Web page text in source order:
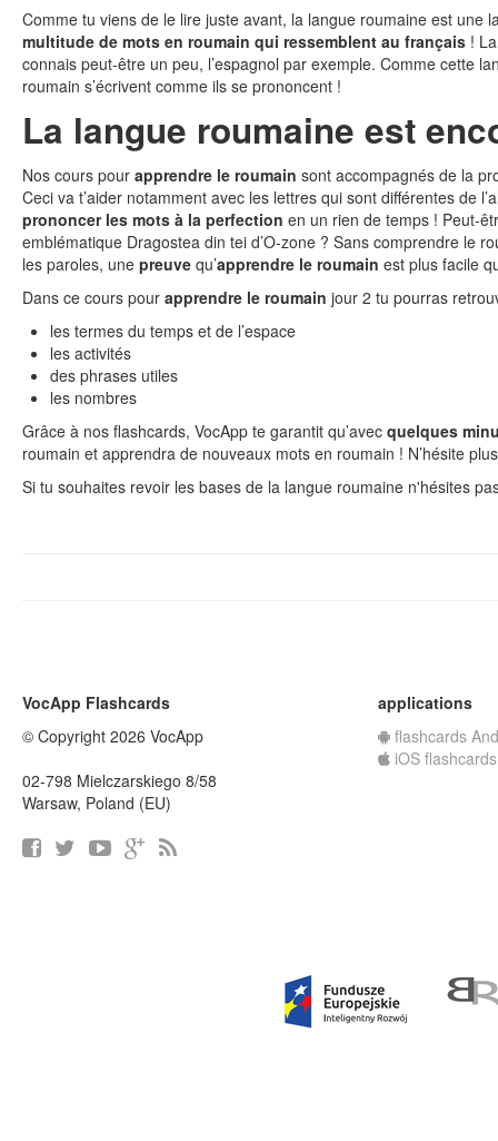
Comme tu viens de le lire juste avant, la langue roumaine est une
multitude de mots en roumain qui ressemblent au français !
connais peut-être un peu, l’espagnol par exemple. Comme cette
roumain s’écrivent comme ils se prononcent !
La langue roumaine est
Nos cours pour apprendre le roumain sont accompagnés de la
Ceci va t’aider notamment avec les lettres qui sont différentes de
prononcer les mots à la perfection en un rien de temps ! Peut-
emblématique Dragostea din tei d’O-zone ? Sans comprendre le
les paroles, une preuve qu’apprendre le roumain est plus facile
Dans ce cours pour apprendre le roumain jour 2 tu pourras
les termes du temps et de l’espace
les activités
des phrases utiles
les nombres
Grâce à nos flashcards, VocApp te garantit qu’avec quelques
roumain et apprendra de nouveaux mots en roumain ! N’hésite
Si tu souhaites revoir les bases de la langue roumaine n'hésites
VocApp Flashcards
© Copyright 2026 VocApp
02-798 Mielczarskiego 8/58
Warsaw, Poland (EU)
applications
flashcards
iOS flashcards